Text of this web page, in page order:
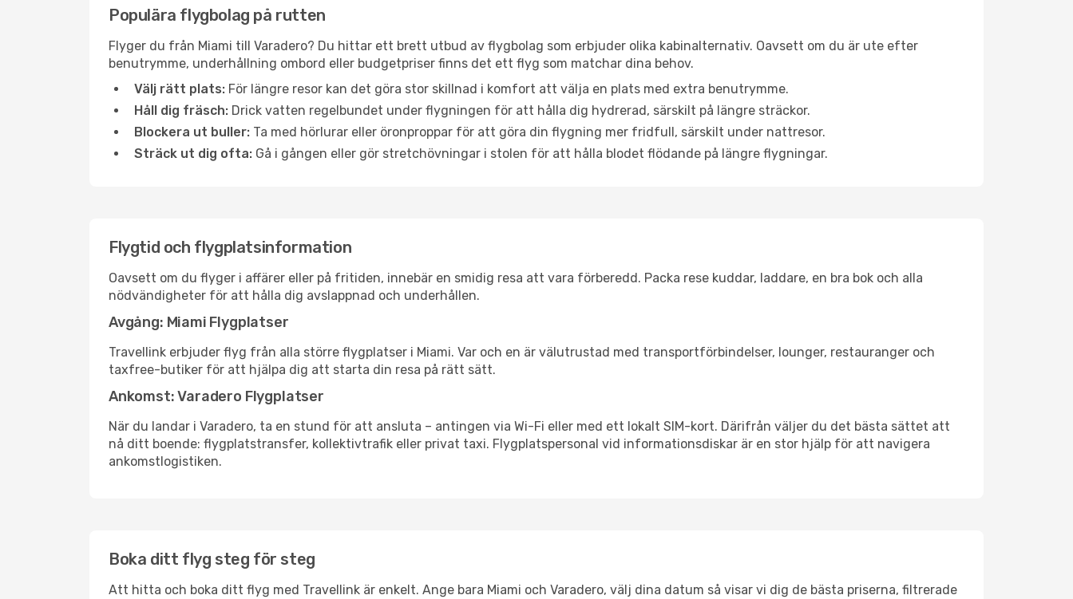
Populära flygbolag på rutten
Flyger du från Miami till Varadero? Du hittar ett brett utbud av flygbolag som erbjuder olika kabinalternativ. Oavsett om du är ute efter
benutrymme, underhållning ombord eller budgetpriser finns det ett flyg som matchar dina behov.
Välj rätt plats: För längre resor kan det göra stor skillnad i komfort att välja en plats med extra benutrymme.
Håll dig fräsch: Drick vatten regelbundet under flygningen för att hålla dig hydrerad, särskilt på längre sträckor.
Blockera ut buller: Ta med hörlurar eller öronproppar för att göra din flygning mer fridfull, särskilt under nattresor.
Sträck ut dig ofta: Gå i gången eller gör stretchövningar i stolen för att hålla blodet flödande på längre flygningar.
Flygtid och flygplatsinformation
Oavsett om du flyger i affärer eller på fritiden, innebär en smidig resa att vara förberedd. Packa rese kuddar, laddare, en bra bok och alla
nödvändigheter för att hålla dig avslappnad och underhållen.
Avgång: Miami Flygplatser
Travellink erbjuder flyg från alla större flygplatser i Miami. Var och en är välutrustad med transportförbindelser, lounger, restauranger och
taxfree-butiker för att hjälpa dig att starta din resa på rätt sätt.
Ankomst: Varadero Flygplatser
När du landar i Varadero, ta en stund för att ansluta – antingen via Wi-Fi eller med ett lokalt SIM-kort. Därifrån väljer du det bästa sättet att
nå ditt boende: flygplatstransfer, kollektivtrafik eller privat taxi. Flygplatspersonal vid informationsdiskar är en stor hjälp för att navigera
ankomstlogistiken.
Boka ditt flyg steg för steg
Att hitta och boka ditt flyg med Travellink är enkelt. Ange bara Miami och Varadero, välj dina datum så visar vi dig de bästa priserna, filtrerade